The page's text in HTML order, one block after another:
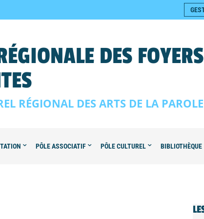
DES
RÉGIONAL DES ARTS DE LA
PÔLE ASSOCIATIF PÔLE CULTUREL BIBLIOTHÈQUE